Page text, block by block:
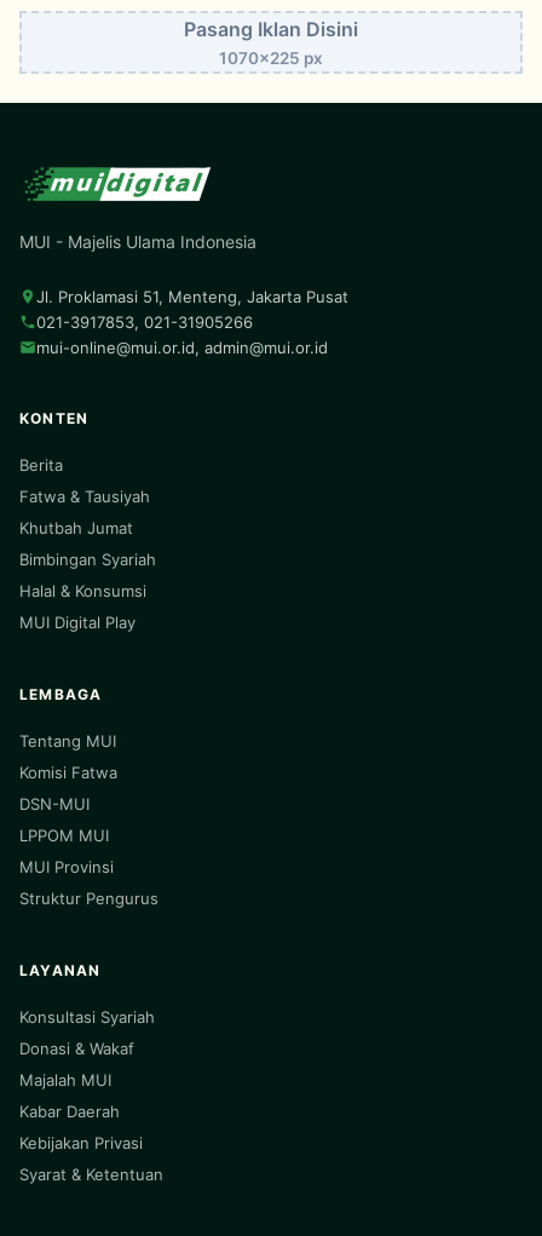
Pasang Iklan Disini
1070x225 px
MUI - Majelis Ulama Indonesia
Jl. Proklamasi 51, Menteng, Jakarta Pusat
021-3917853, 021-31905266
mui-online@mui.or.id, admin@mui.or.id
KONTEN
Berita
Fatwa & Tausiyah
Khutbah Jumat
Bimbingan Syariah
Halal & Konsumsi
MUI Digital Play
LEMBAGA
Tentang MUI
Komisi Fatwa
DSN-MUI
LPPOM MUI
MUI Provinsi
Struktur Pengurus
LAYANAN
Konsultasi Syariah
Donasi & Wakaf
Majalah MUI
Kabar Daerah
Kebijakan Privasi
Syarat & Ketentuan